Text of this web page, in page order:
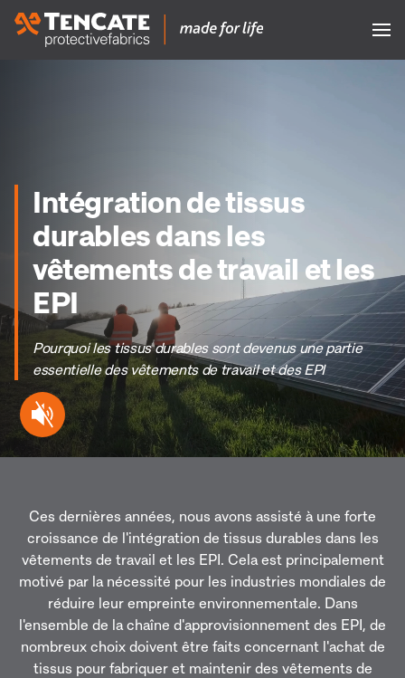
Intégration de tissus
durables dans les
vêtements de travail et les
EPI
Pourquoi les tissus durables sont devenus une partie
essentielle des vêtements de travail et des EPI
Ces dernières années, nous avons assisté à une forte
croissance de l'intégration de tissus durables dans les
vêtements de travail et les EPI. Cela est principalement
motivé par la nécessité pour les industries mondiales de
réduire leur empreinte environnementale. Dans
l'ensemble de la chaîne d'approvisionnement des EPI, de
nombreux choix doivent être faits concernant l'achat de
tissus pour fabriquer et maintenir des vêtements de